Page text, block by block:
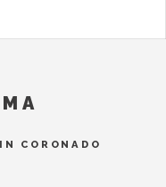
CORONADO